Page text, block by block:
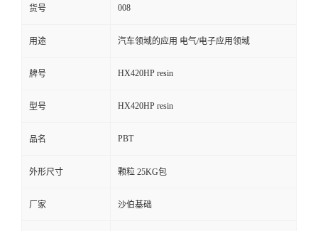
线
货号 008
用途 汽车领域的应用 电气/电子应用领域
牌号 HX420HP resin
型号 HX420HP resin
品名 PBT
外形尺寸 颗粒 25KG包
厂家 沙伯基础